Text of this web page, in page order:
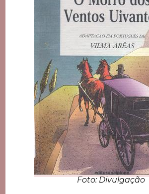
Foto: Divulgação